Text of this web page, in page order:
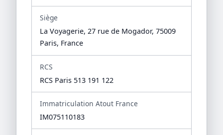
Siège
La Voyagerie, 27 rue de Mogador, 75009
Paris, France
RCS
RCS Paris 513 191 122
Immatriculation Atout France
IM075110183